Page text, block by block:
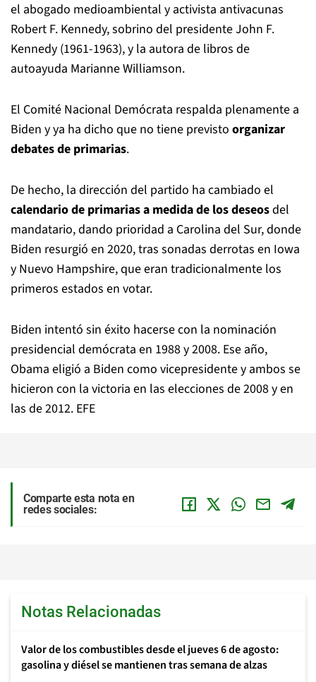
el abogado medioambiental y activista antivacunas
Robert F. Kennedy, sobrino del presidente John F.
Kennedy (1961-1963), y la autora de libros de
autoayuda Marianne Williamson.
El Comité Nacional Demócrata respalda plenamente a
Biden y ya ha dicho que no tiene previsto organizar
debates de primarias.
De hecho, la dirección del partido ha cambiado el
calendario de primarias a medida de los deseosdel
mandatario, dando prioridad a Carolina del Sur, donde
Biden resurgió en 2020, tras sonadas derrotas en Iowa
y Nuevo Hampshire, que eran tradicionalmente los
primeros estados en votar.
Biden intentó sin éxito hacerse con la nominación
presidencial demócrata en 1988 y 2008. Ese año,
Obama eligió a Biden como vicepresidente y ambos se
hicieron con la victoria en las elecciones de 2008 y en
las de 2012. EFE
Comparte esta nota en
redes sociales:
Notas Relacionadas
Valor de los combustibles desde el jueves 6 de agosto:
gasolina y diésel se mantienen tras semana de alzas